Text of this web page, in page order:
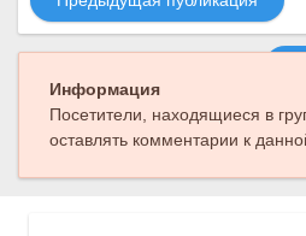
Информация
Посетители, находящиеся в
оставлять комментарии к